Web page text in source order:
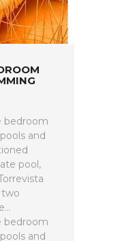
bedroom
and
pool,
bedroom
and